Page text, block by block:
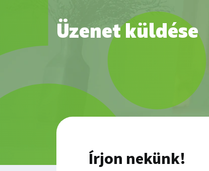
Üzenet küldése
Írjon nekünk!